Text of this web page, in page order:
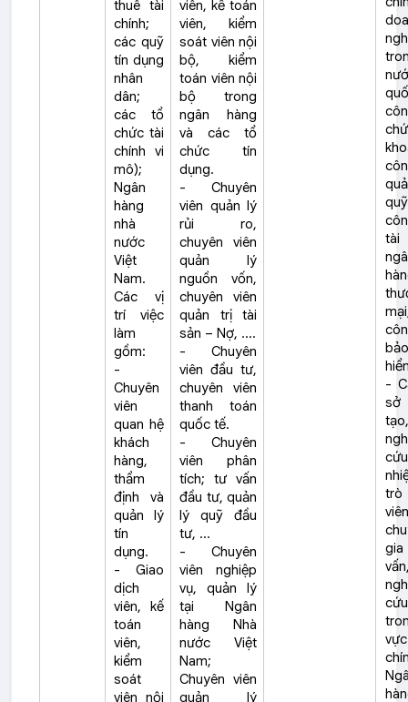
thuê tài
chính;
các quỹ
tín dụng
nhân
dân;
các tổ
chức tài
chính vi
mô);
Ngân
hàng
nhà
nước
Việt
Nam.
Các vị
trí việc
làm
gồm:
-
Chuyên
viên
quan hệ
khách
hàng,
thẩm
định và
quản lý
tín
dụng.
- Giao
dịch
viên, kế
toán
viên,
kiểm
soát
viên nội
viên, kế toán
viên, kiểm
soát viên nội
bộ, kiểm
toán viên nội
bộ trong
ngân hàng
và các tổ
chức tín
dụng.
- Chuyên
viên quản lý
rủi ro,
chuyên viên
quản lý
nguồn vốn,
chuyên viên
quản trị tài
sản – Nợ, ....
- Chuyên
viên đầu tư,
chuyên viên
thanh toán
quốc tế.
- Chuyên
viên phân
tích; tư vấn
đầu tư, quản
lý quỹ đầu
tư, …
- Chuyên
viên nghiệp
vụ, quản lý
tại Ngân
hàng Nhà
nước Việt
Nam;
Chuyên viên
quản lý
tài
bảo
-
trò